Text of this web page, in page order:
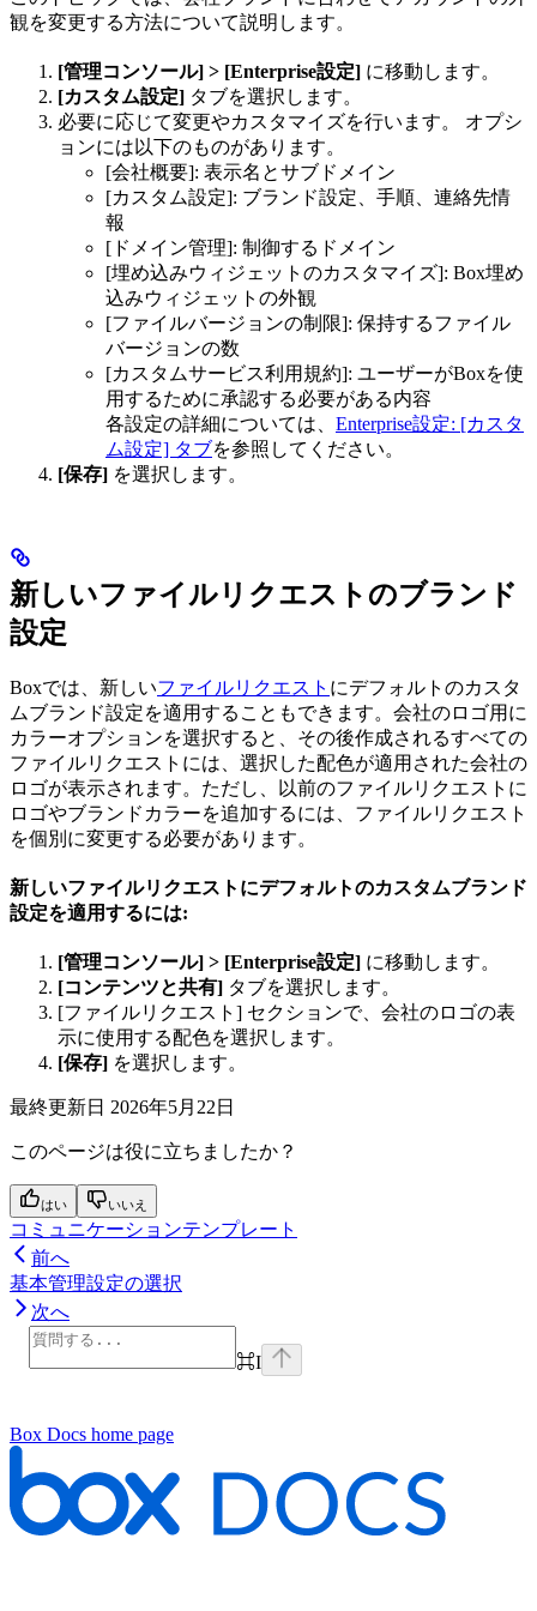
観を変更する方法について説明します。
[管理コンソール] > [Enterprise設定] に移動します。
[カスタム設定] タブを選択します。
必要に応じて変更やカスタマイズを行います。 オプシ
ョンには以下のものがあります。
[会社概要]: 表示名とサブドメイン
[カスタム設定]: ブランド設定、手順、連絡先情
報
[ドメイン管理]: 制御するドメイン
[埋め込みウィジェットのカスタマイズ]: Box埋め
込みウィジェットの外観
[ファイルバージョンの制限]: 保持するファイル
バージョンの数
[カスタムサービス利用規約]: ユーザーがBoxを使
用するために承認する必要がある内容
各設定の詳細については、 Enterprise設定: [カスタ
ム設定] タブを参照してください。
[保存] を選択します。
新しいファイルリクエストのブランド
設定
Boxでは、新しいファイルリクエスト にデフォルトのカスタ
ムブランド設定を適用することもできます。会社のロゴ用に
カラーオプションを選択すると、その後作成されるすべての
ファイルリクエストには、選択した配色が適用された会社の
ロゴが表示されます。ただし、以前のファイルリクエストに
ロゴやブランドカラーを追加するには、ファイルリクエスト
を個別に変更する必要があります。
新しいファイルリクエストにデフォルトのカスタムブランド
設定を適用するには:
[管理コンソール] > [Enterprise設定] に移動します。
[コンテンツと共有] タブを選択します。
[ファイルリクエスト] セクションで、会社のロゴの表
示に使用する配色を選択します。
[保存] を選択します。
最終更新日 2026年5月22日
このページは役に立ちましたか？
はい いいえ
コミュニケーションテンプレート
前へ
基本管理設定の選択
次へ
⌘I
Box Docs home page